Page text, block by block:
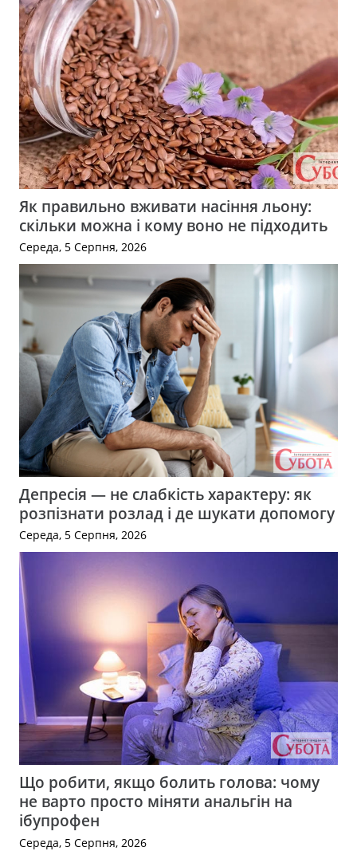
Як правильно вживати насіння льону:
скільки можна і кому воно не підходить
Середа, 5 Серпня, 2026
Депресія — не слабкість характеру: як
розпізнати розлад і де шукати допомогу
Середа, 5 Серпня, 2026
Що робити, якщо болить голова: чому
не варто просто міняти анальгін на
ібупрофен
Середа, 5 Серпня, 2026